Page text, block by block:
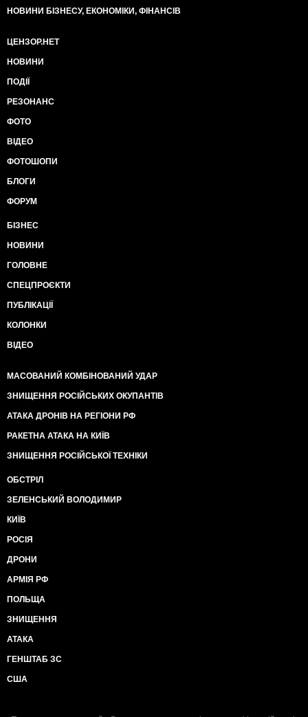
НОВИНИ БІЗНЕСУ, ЕКОНОМІКИ, ФІНАНСІВ
ЦЕНЗОР.НЕТ
НОВИНИ
ПОДІЇ
РЕЗОНАНС
ФОТО
ВІДЕО
ФОТОШОПИ
БЛОГИ
ФОРУМ
БІЗНЕС
НОВИНИ
ГОЛОВНЕ
СПЕЦПРОЄКТИ
ПУБЛІКАЦІЇ
КОЛОНКИ
ВІДЕО
МАСОВАНИЙ КОМБІНОВАНИЙ УДАР
ЗНИЩЕННЯ РОСІЙСЬКИХ ОКУПАНТІВ
АТАКА ДРОНІВ НА РЕГІОНИ РФ
РАКЕТНА АТАКА НА КИЇВ
ЗНИЩЕННЯ РОСІЙСЬКОЇ ТЕХНІКИ
ОБСТРІЛ
ЗЕЛЕНСЬКИЙ ВОЛОДИМИР
КИЇВ
РОСІЯ
ДРОНИ
АРМІЯ РФ
ПОЛЬЩА
ЗНИЩЕННЯ
АТАКА
ГЕНШТАБ ЗС
США